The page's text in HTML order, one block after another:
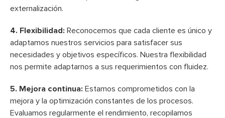
externalización.
4. Flexibilidad: Reconocemos que cada cliente es único y
adaptamos nuestros servicios para satisfacer sus
necesidades y objetivos específicos. Nuestra flexibilidad
nos permite adaptarnos a sus requerimientos con fluidez.
5. Mejora continua: Estamos comprometidos con la
mejora y la optimización constantes de los procesos.
Evaluamos regularmente el rendimiento, recopilamos